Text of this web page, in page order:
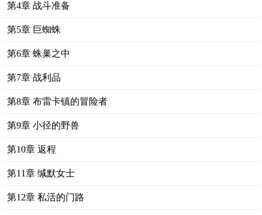
第4章 战斗准备
第5章 巨蜘蛛
第6章 蛛巢之中
第7章 战利品
第8章 布雷卡镇的冒险者
第9章 小径的野兽
第10章 返程
第11章 缄默女士
第12章 私活的门路